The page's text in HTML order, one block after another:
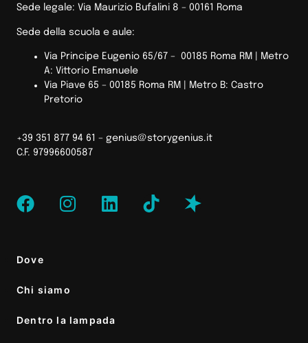
Sede legale: Via Maurizio Bufalini 8 – 00161 Roma
Sede della scuola e aule:
Via Principe Eugenio 65/67 – 00185 Roma RM |
Metro
A: Vittorio Emanuele
Via Piave 65 – 00185 Roma RM | Metro B: Castro
Pretorio
+39 351 877 94 61 – genius@storygenius.it
C.F. 97996600587
Dove
Chi siamo
Dentro la lampada